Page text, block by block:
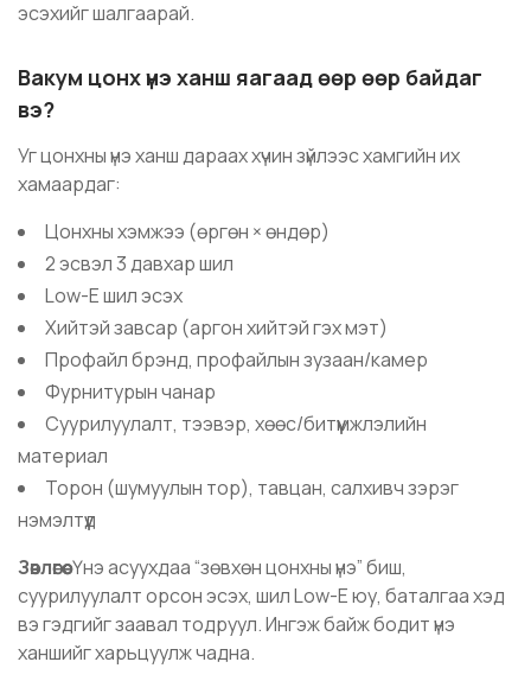
эсэхийг шалгаарай.
Вакум цонх үнэ ханш яагаад өөр өөр байдаг
вэ?
Уг цонхны үнэ ханш дараах хүчин зүйлээс хамгийн их
хамаардаг:
Цонхны хэмжээ (өргөн × өндөр)
2 эсвэл 3 давхар шил
Low-E шил эсэх
Хийтэй завсар (аргон хийтэй гэх мэт)
Профайл брэнд, профайлын зузаан/камер
Фурнитурын чанар
Суурилуулалт, тээвэр, хөөс/битүүмжлэлийн
материал
Торон (шумуулын тор), тавцан, салхивч зэрэг
нэмэлтүүд
Зөвлөгөө:Үнэ асуухдаа “зөвхөн цонхны үнэ” биш,
суурилуулалт орсон эсэх, шил Low-E юу, баталгаа хэд
вэ гэдгийг заавал тодруул. Ингэж байж бодит үнэ
ханшийг харьцуулж чадна.